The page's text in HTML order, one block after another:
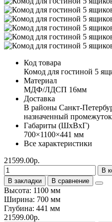
Код товара
Комод для гостиной 5
Материал
МДФ/ЛДСП 16мм
Доставка
В районы Санкт-
назначенный
Габариты (ШхВхГ)
700×1100×441 мм
Все характеристики
21599.00р.
В
В закладки
В сравнение
Высота: 1100 мм
Ширина: 700 мм
Глубина: 441 мм
21599.00р.